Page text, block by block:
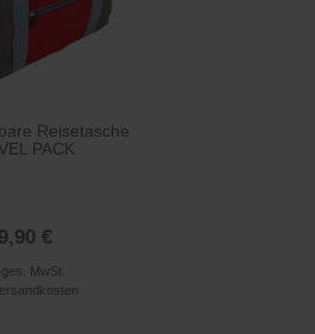
Reisetasche
PACK
€
MwSt.